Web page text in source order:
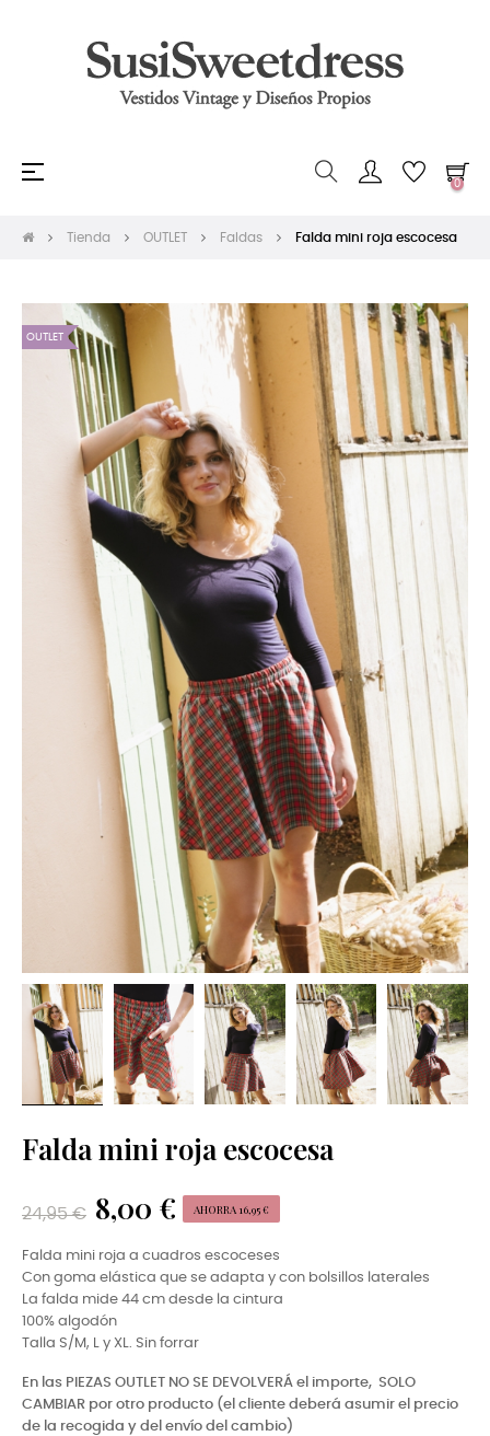
Navegación
☰
0
Tienda OUTLET Faldas Falda mini roja escocesa
OUTLET
Falda mini roja escocesa
24,95 € 8,00 € AHORRA 16,95 €
Falda mini roja a cuadros escoceses
Con goma elástica que se adapta y con bolsillos laterales
La falda mide 44 cm desde la cintura
100% algodón
Talla S/M, L y XL. Sin forrar
En las PIEZAS OUTLET NO SE DEVOLVERÁ el importe, SOLO
CAMBIAR por otro producto (el cliente deberá asumir el precio
de la recogida y del envío del cambio)